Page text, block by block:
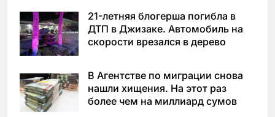
21-летняя блогерша погибла в
ДТП в Джизаке. Автомобиль на
скорости врезался в дерево
В Агентстве по миграции снова
нашли хищения. На этот раз
более чем на миллиард сумов